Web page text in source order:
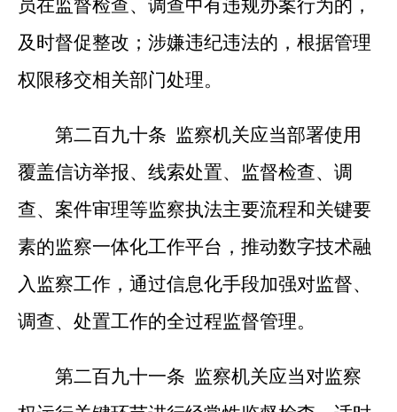
员在监督检查、调查中有违规办案行为的，
及时督促整改；涉嫌违纪违法的，根据管理
权限移交相关部门处理。
第二百九十条 监察机关应当部署使用
覆盖信访举报、线索处置、监督检查、调
查、案件审理等监察执法主要流程和关键要
素的监察一体化工作平台，推动数字技术融
入监察工作，通过信息化手段加强对监督、
调查、处置工作的全过程监督管理。
第二百九十一条 监察机关应当对监察